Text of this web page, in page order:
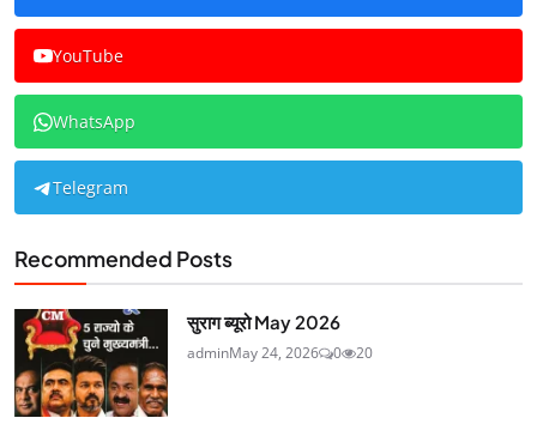
YouTube
WhatsApp
Telegram
Recommended Posts
सुराग ब्यूरो May 2026
adminMay 24, 2026 0 20